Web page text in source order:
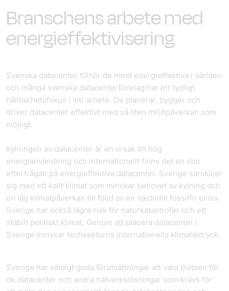
Branschens arbete med
energieffektivisering
Svenska datacenter tillhör de mest energieffektiva i världen
och många svenska datacenter­företag har ett tydligt
hållbarhetsfokus i sitt arbete. De planerar, bygger och
driver datacenter effektivt med så liten miljöpåverkan som
möjligt.
Kylningen av datacenter är en orsak till hög
energianvändning och internationellt finns det en stor
efterfrågan på energieffektiva datacenter. Sverige särskiljer
sig med ett kallt klimat som minskar behovet av kylning och
en låg klimatpåverkan till följd av en nästintill fossilfri elmix.
Sverige har också lägre risk för naturkatastrofer och ett
stabilt politiskt klimat. Genom att placera datacenter i
Sverige minskar techsektorns internationella klimatavtryck.
Sverige har väldigt goda förutsättningar att vara platsen för
de datacenter och andra nätverkslösningar som krävs för